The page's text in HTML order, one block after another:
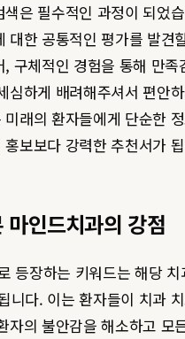
은 필수적인 과정이 되었
대한 공통적인 평가를 발견
, 구체적인 경험을 통해 만
심하게 배려해주셔서 편안
미래의 환자들에게 단순한
보보다 강력한 추천서가
인드치과의 강점
등장하는 키워드는 해당 치
니다. 이는 환자들이 치과
자의 불안감을 해소하고